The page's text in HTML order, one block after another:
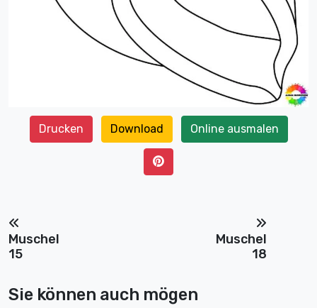
Drucken Download Online ausmalen
Muschel
15
Muschel
18
Sie können auch mögen